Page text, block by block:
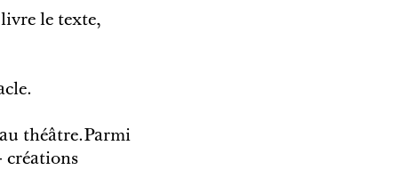
le texte,
théâtre.Parmi
créations